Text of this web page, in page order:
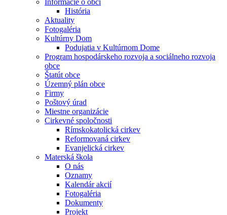
Informácie o obci
História
Aktuality
Fotogaléria
Kultúrny Dom
Podujatia v Kultúrnom Dome
Program hospodárskeho rozvoja a sociálneho rozvoja
obce
Štatút obce
Územný plán obce
Firmy
Poštový úrad
Miestne organizácie
Cirkevné spoločnosti
Rímskokatolická cirkev
Reformovaná cirkev
Evanjelická cirkev
Materská škola
O nás
Oznamy
Kalendár akcií
Fotogaléria
Dokumenty
Projekt